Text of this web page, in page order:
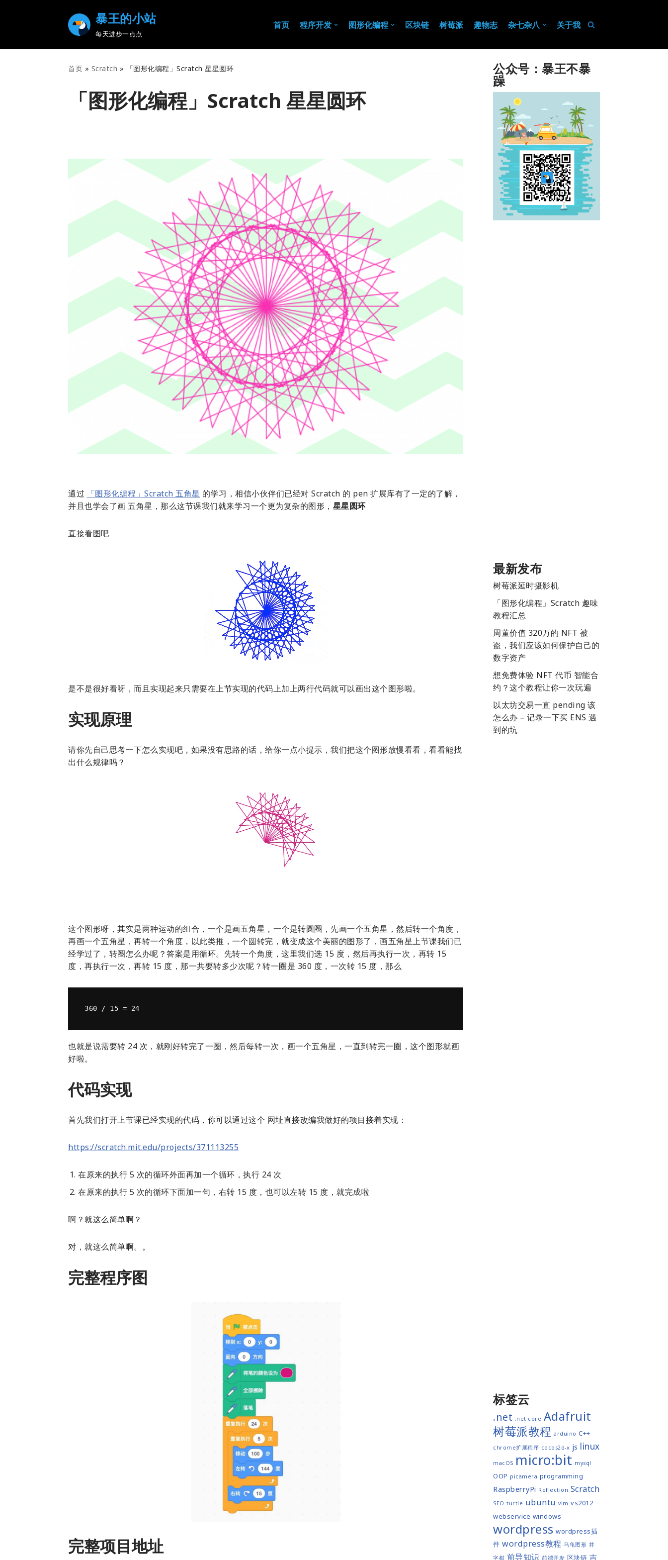
content
暴王的小站
每天进步一点点
首页 程序开发 图形化编程 区块链 树莓派 趣物志 杂七杂八 关于我
首页 » Scratch » 「图形化编程」Scratch 星星圆环
「图形化编程」Scratch 星星圆环
通过 「图形化编程」Scratch 五角星 的学习，相信小伙伴们已经对 Scratch 的 pen 扩展库有了一定的了解，
并且也学会了画 五角星，那么这节课我们就来学习一个更为复杂的图形， 星星圆环
直接看图吧
是不是很好看呀，而且实现起来只需要在上节实现的代码上加上两行代码就可以画出这个图形啦。
实现原理
请你先自己思考一下怎么实现吧，如果没有思路的话，给你一点小提示，我们把这个图形放慢看看，看看能找
出什么规律吗？
这个图形呀，其实是两种运动的组合，一个是画五角星，一个是转圆圈，先画一个五角星，然后转一个角度，
再画一个五角星，再转一个角度，以此类推，一个圆转完，就变成这个美丽的图形了，画五角星上节课我们已
经学过了，转圈怎么办呢？答案是用循环。先转一个角度，这里我们选 15 度，然后再执行一次，再转 15
度，再执行一次，再转 15 度，那一共要转多少次呢？转一圈是 360 度，一次转 15 度，那么
也就是说需要转 24 次，就刚好转完了一圈，然后每转一次，画一个五角星，一直到转完一圈，这个图形就画
好啦。
代码实现
首先我们打开上节课已经实现的代码，你可以通过这个 网址直接改编我做好的项目接着实现：
https://scratch.mit.edu/projects/371113255
在原来的执行 5 次的循环外面再加一个循环，执行 24 次
在原来的执行 5 次的循环下面加一句，右转 15 度，也可以左转 15 度，就完成啦
啊？就这么简单啊？
对，就这么简单啊。。
完整程序图
完整项目地址
公众号：暴王不暴
躁
最新发布
树莓派延时摄影机
「图形化编程」Scratch 趣味
教程汇总
周董价值 320万的 NFT 被
盗，我们应该如何保护自己的
数字资产
想免费体验 NFT 代币 智能合
约？这个教程让你一次玩遍
以太坊交易一直 pending 该
怎么办 – 记录一下买 ENS 遇
到的坑
标签云
.net .net core Adafruit
树莓派教程 arduino C++
chrome扩展程序 cocos2d-x js linux
macOS micro:bit mysql
OOP picamera programming
RaspberryPi Reflection Scratch
SEO turtle ubuntu vim vs2012
webservice windows
wordpress wordpress插
件 wordpress教程 乌龟图形 井
字棋 前导知识 前端开发 区块链 吉